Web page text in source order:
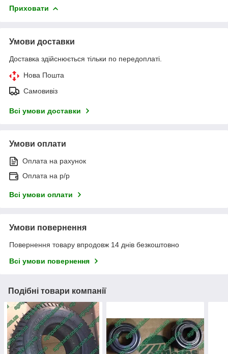
Приховати
Умови доставки
Доставка здійснюється тільки по передоплаті.
Нова Пошта
Самовивіз
Всі умови доставки
Умови оплати
Оплата на рахунок
Оплата на р/р
Всі умови оплати
Умови повернення
Повернення товару впродовж 14 днів безкоштовно
Всі умови повернення
Подібні товари компанії